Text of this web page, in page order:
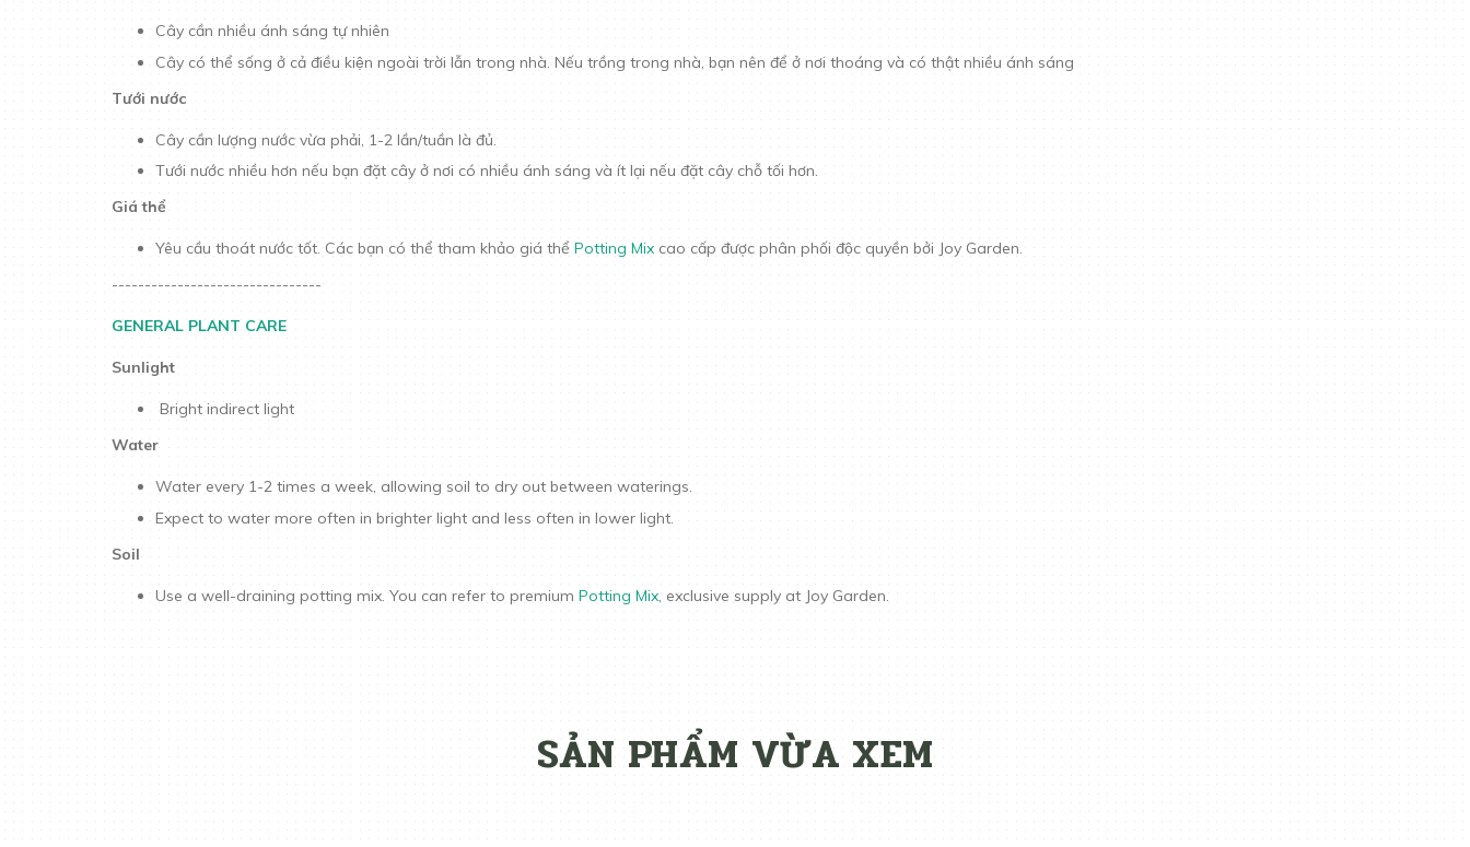
Cây cần nhiều ánh sáng tự nhiên
Cây có thể sống ở cả điều kiện ngoài trời lẫn trong nhà. Nếu trồng trong nhà, bạn nên để ở nơi thoáng và có thật nhiều ánh sáng
Tưới nước
Cây cần lượng nước vừa phải, 1-2 lần/tuần là đủ.
Tưới nước nhiều hơn nếu bạn đặt cây ở nơi có nhiều ánh sáng và ít lại nếu đặt cây chỗ tối hơn.
Giá thể
Yêu cầu thoát nước tốt. Các bạn có thể tham khảo giá thể Potting Mix cao cấp được phân phối độc quyền bởi Joy Garden.
--------------------------------
GENERAL PLANT CARE
Sunlight
Bright indirect light
Water
Water every 1-2 times a week, allowing soil to dry out between waterings.
Expect to water more often in brighter light and less often in lower light.
Soil
Use a well-draining potting mix. You can refer to premium Potting Mix, exclusive supply at Joy Garden.
​​​​​​
SẢN PHẨM VỪA XEM